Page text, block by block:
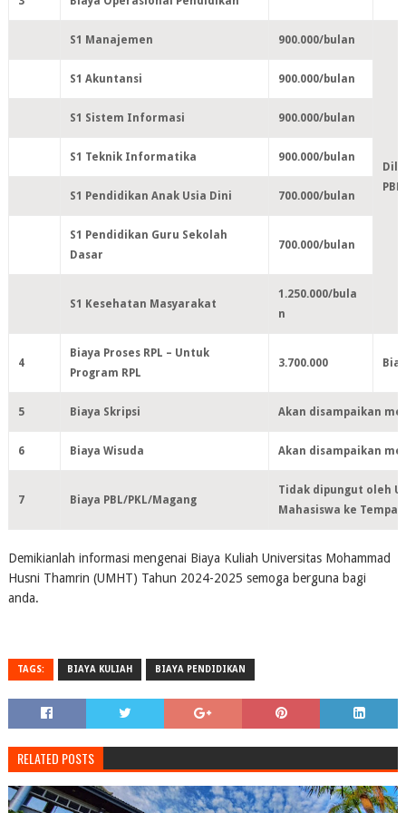
S1 Manajemen 900.000/bulan
S1 Akuntansi 900.000/bulan
S1 Sistem Informasi 900.000/bulan
S1 Teknik Informatika 900.000/bulan
S1 Pendidikan Anak Usia Dini 700.000/bulan
S1 Pendidikan Guru Sekolah
Dasar
700.000/bulan
S1 Kesehatan Masyarakat
1.250.000/bula
n
4
Biaya Proses RPL – Untuk
Program RPL
3.700.000
5 Biaya Skripsi Akan disampaikan
6 Biaya Wisuda Akan disampaikan
7 Biaya PBL/PKL/Magang
Tidak dipungut oleh
Mahasiswa ke Tempat
Demikianlah informasi mengenai Biaya Kuliah Universitas Mohammad
Husni Thamrin (UMHT) Tahun 2024-2025 semoga berguna bagi
anda.
TAGS: BIAYA KULIAH BIAYA PENDIDIKAN
RELATED POSTS